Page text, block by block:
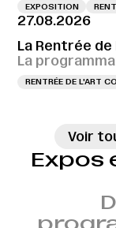
EXPOSITION
27.08.2026
La Rentrée
La
RENTRÉE DE L'ART
Voir
Expos